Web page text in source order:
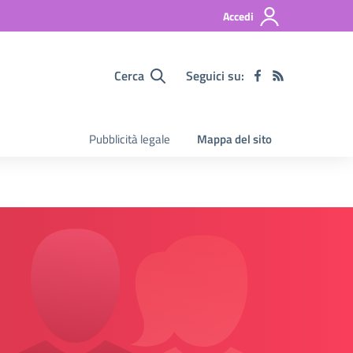
Accedi
Cerca Seguici su:
Pubblicità legale Mappa del sito